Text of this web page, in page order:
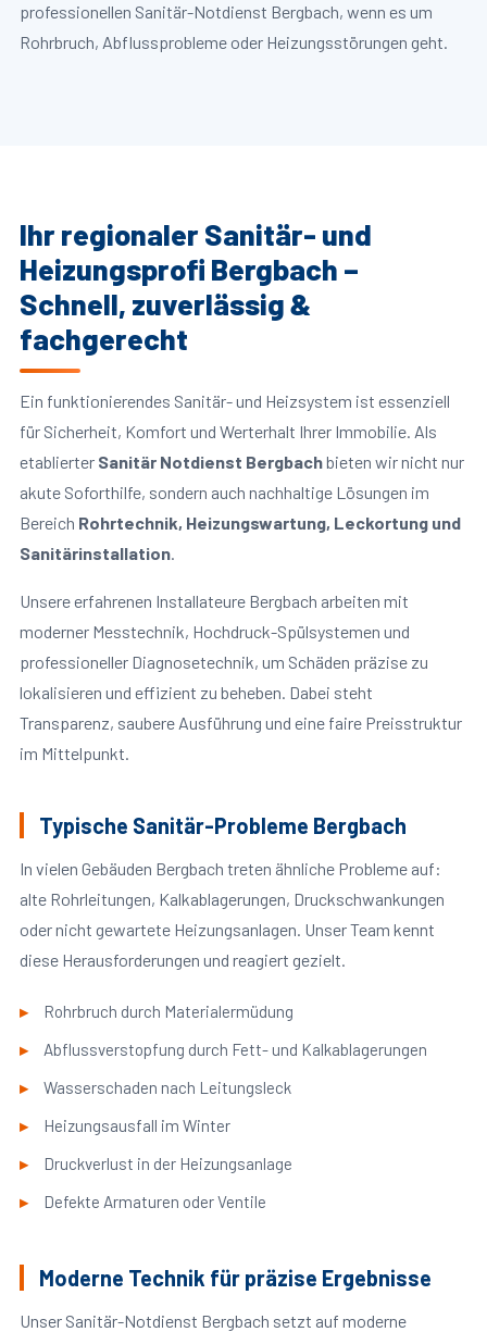
professionellen Sanitär-Notdienst Bergbach, wenn es um
Rohrbruch, Abflussprobleme oder Heizungsstörungen geht.
Ihr regionaler Sanitär- und
Heizungsprofi Bergbach –
Schnell, zuverlässig &
fachgerecht
Ein funktionierendes Sanitär- und Heizsystem ist essenziell
für Sicherheit, Komfort und Werterhalt Ihrer Immobilie. Als
etablierter Sanitär Notdienst Bergbachbieten wir nicht nur
akute Soforthilfe, sondern auch nachhaltige Lösungen im
Bereich Rohrtechnik, Heizungswartung, Leckortung und
Sanitärinstallation.
Unsere erfahrenen Installateure Bergbach arbeiten mit
moderner Messtechnik, Hochdruck-Spülsystemen und
professioneller Diagnosetechnik, um Schäden präzise zu
lokalisieren und effizient zu beheben. Dabei steht
Transparenz, saubere Ausführung und eine faire Preisstruktur
im Mittelpunkt.
Typische Sanitär-Probleme Bergbach
In vielen Gebäuden Bergbach treten ähnliche Probleme auf:
alte Rohrleitungen, Kalkablagerungen, Druckschwankungen
oder nicht gewartete Heizungsanlagen. Unser Team kennt
diese Herausforderungen und reagiert gezielt.
Rohrbruch durch Materialermüdung
Abflussverstopfung durch Fett- und Kalkablagerungen
Wasserschaden nach Leitungsleck
Heizungsausfall im Winter
Druckverlust in der Heizungsanlage
Defekte Armaturen oder Ventile
Moderne Technik für präzise Ergebnisse
Unser Sanitär-Notdienst Bergbach setzt auf moderne